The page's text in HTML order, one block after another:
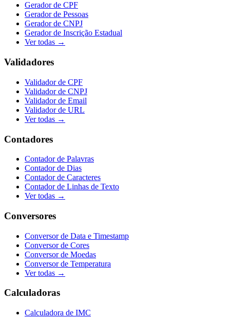
Gerador de CPF
Gerador de Pessoas
Gerador de CNPJ
Gerador de Inscrição Estadual
Ver todas →
Validadores
Validador de CPF
Validador de CNPJ
Validador de Email
Validador de URL
Ver todas →
Contadores
Contador de Palavras
Contador de Dias
Contador de Caracteres
Contador de Linhas de Texto
Ver todas →
Conversores
Conversor de Data e Timestamp
Conversor de Cores
Conversor de Moedas
Conversor de Temperatura
Ver todas →
Calculadoras
Calculadora de IMC